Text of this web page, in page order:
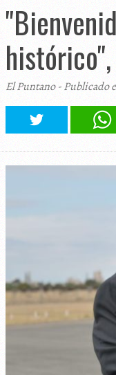
El Puntano - Publicado